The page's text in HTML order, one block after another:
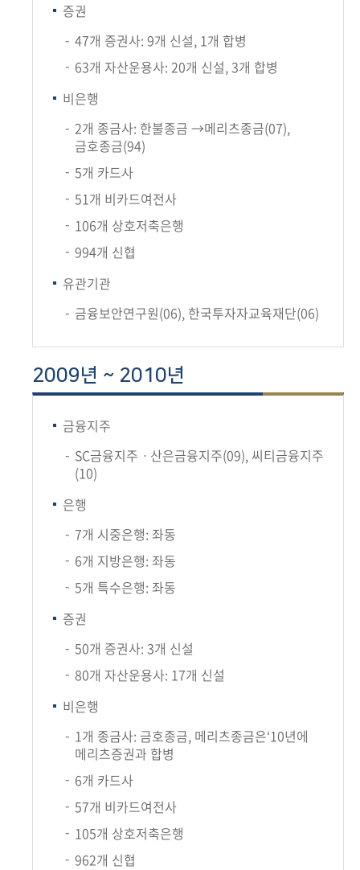
증권
47개 증권사: 9개 신설, 1개 합병
63개 자산운용사: 20개 신설, 3개 합병
비은행
2개 종금사: 한불종금 →메리츠종금(07),
금호종금(94)
5개 카드사
51개 비카드여전사
106개 상호저축은행
994개 신협
유관기관
금융보안연구원(06), 한국투자자교육재단(06)
2009년 ~ 2010년
금융지주
SC금융지주ㆍ산은금융지주(09), 씨티금융지주
(10)
은행
7개 시중은행: 좌동
6개 지방은행: 좌동
5개 특수은행: 좌동
증권
50개 증권사: 3개 신설
80개 자산운용사: 17개 신설
비은행
1개 종금사: 금호종금, 메리츠종금은‘10년에
메리츠증권과 합병
6개 카드사
57개 비카드여전사
105개 상호저축은행
962개 신협